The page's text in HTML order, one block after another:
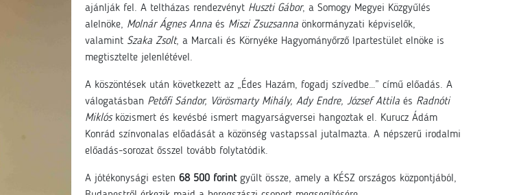
ajánlják fel. A teltházas rendezvényt Huszti Gábor, a Somogy Megyei Közgyűlés
alelnöke, Molnár Ágnes Anna és Miszi Zsuzsanna önkormányzati képviselők,
valamint Szaka Zsolt, a Marcali és Környéke Hagyományőrző Ipartestület elnöke is
megtisztelte jelenlétével.
A köszöntések után következett az „Édes Hazám, fogadj szívedbe…” című előadás. A
válogatásban Petőfi Sándor, Vörösmarty Mihály, Ady Endre, József Attila és Radnóti
Miklósközismert és kevésbé ismert magyarságversei hangoztak el. Kurucz Ádám
Konrád színvonalas előadását a közönség vastapssal jutalmazta. A népszerű irodalmi
előadás-sorozat ősszel tovább folytatódik.
A jótékonysági esten 68 500 forintgyűlt össze, amely a KÉSZ országos központjából,